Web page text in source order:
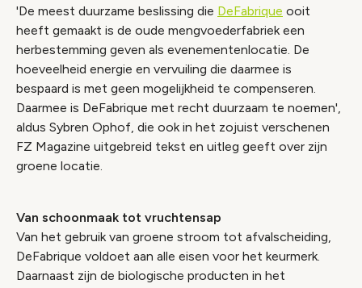
'De meest duurzame beslissing die DeFabrique ooit
heeft gemaakt is de oude mengvoederfabriek een
herbestemming geven als evenementenlocatie. De
hoeveelheid energie en vervuiling die daarmee is
bespaard is met geen mogelijkheid te compenseren.
Daarmee is DeFabrique met recht duurzaam te noemen',
aldus Sybren Ophof, die ook in het zojuist verschenen
FZ Magazine uitgebreid tekst en uitleg geeft over zijn
groene locatie.
Van schoonmaak tot vruchtensap
Van het gebruik van groene stroom tot afvalscheiding,
DeFabrique voldoet aan alle eisen voor het keurmerk.
Daarnaast zijn de biologische producten in het